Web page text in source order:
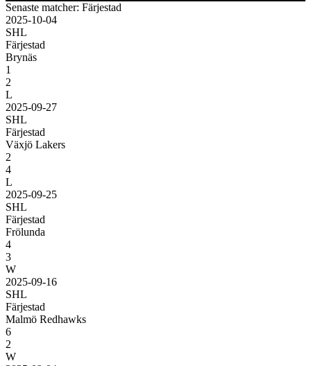
Senaste matcher: Färjestad
2025-10-04
SHL
Färjestad
Brynäs
1
2
L
2025-09-27
SHL
Färjestad
Växjö Lakers
2
4
L
2025-09-25
SHL
Färjestad
Frölunda
4
3
W
2025-09-16
SHL
Färjestad
Malmö Redhawks
6
2
W